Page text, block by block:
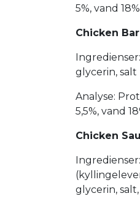
5%, vand 18%
Chicken Bar
glycerin, salt
Analyse:
5,5%, vand
Chicken
glycerin,